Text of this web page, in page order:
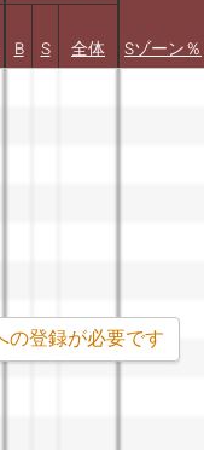
B S 全体
Sゾーン％
の登録が必要です